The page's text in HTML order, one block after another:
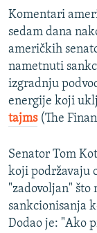
Komentari
sedam dana
američkih
nametnuti
izgradnju
energije koji
tajms(The
Senator Tom
koji podržavaju
"zadovoljan"
sankcionisanja
Dodao je: "Ako